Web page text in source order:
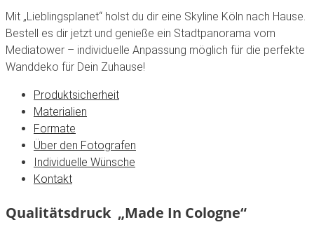
Mit „Lieblingsplanet“ holst du dir eine Skyline Köln nach Hause.
Bestell es dir jetzt und genieße ein Stadtpanorama vom
Mediatower – individuelle Anpassung möglich für die perfekte
Wanddeko für Dein Zuhause!
Produktsicherheit
Materialien
Formate
Über den Fotografen
Individuelle Wünsche
Kontakt
Qualitätsdruck „Made In Cologne“